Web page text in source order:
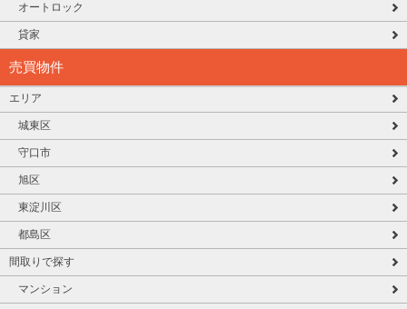
オートロック
貸家
売買物件
エリア
城東区
守口市
旭区
東淀川区
都島区
間取りで探す
マンション